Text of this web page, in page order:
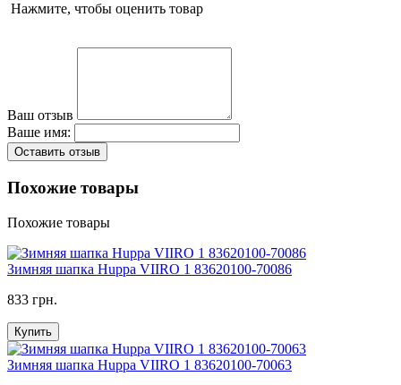
Нажмите, чтобы оценить товар
Ваш отзыв
Ваше имя:
Оставить отзыв
Похожие товары
Похожие товары
Зимняя шапка Huppa VIIRO 1 83620100-70086
833 грн.
Купить
Зимняя шапка Huppa VIIRO 1 83620100-70063